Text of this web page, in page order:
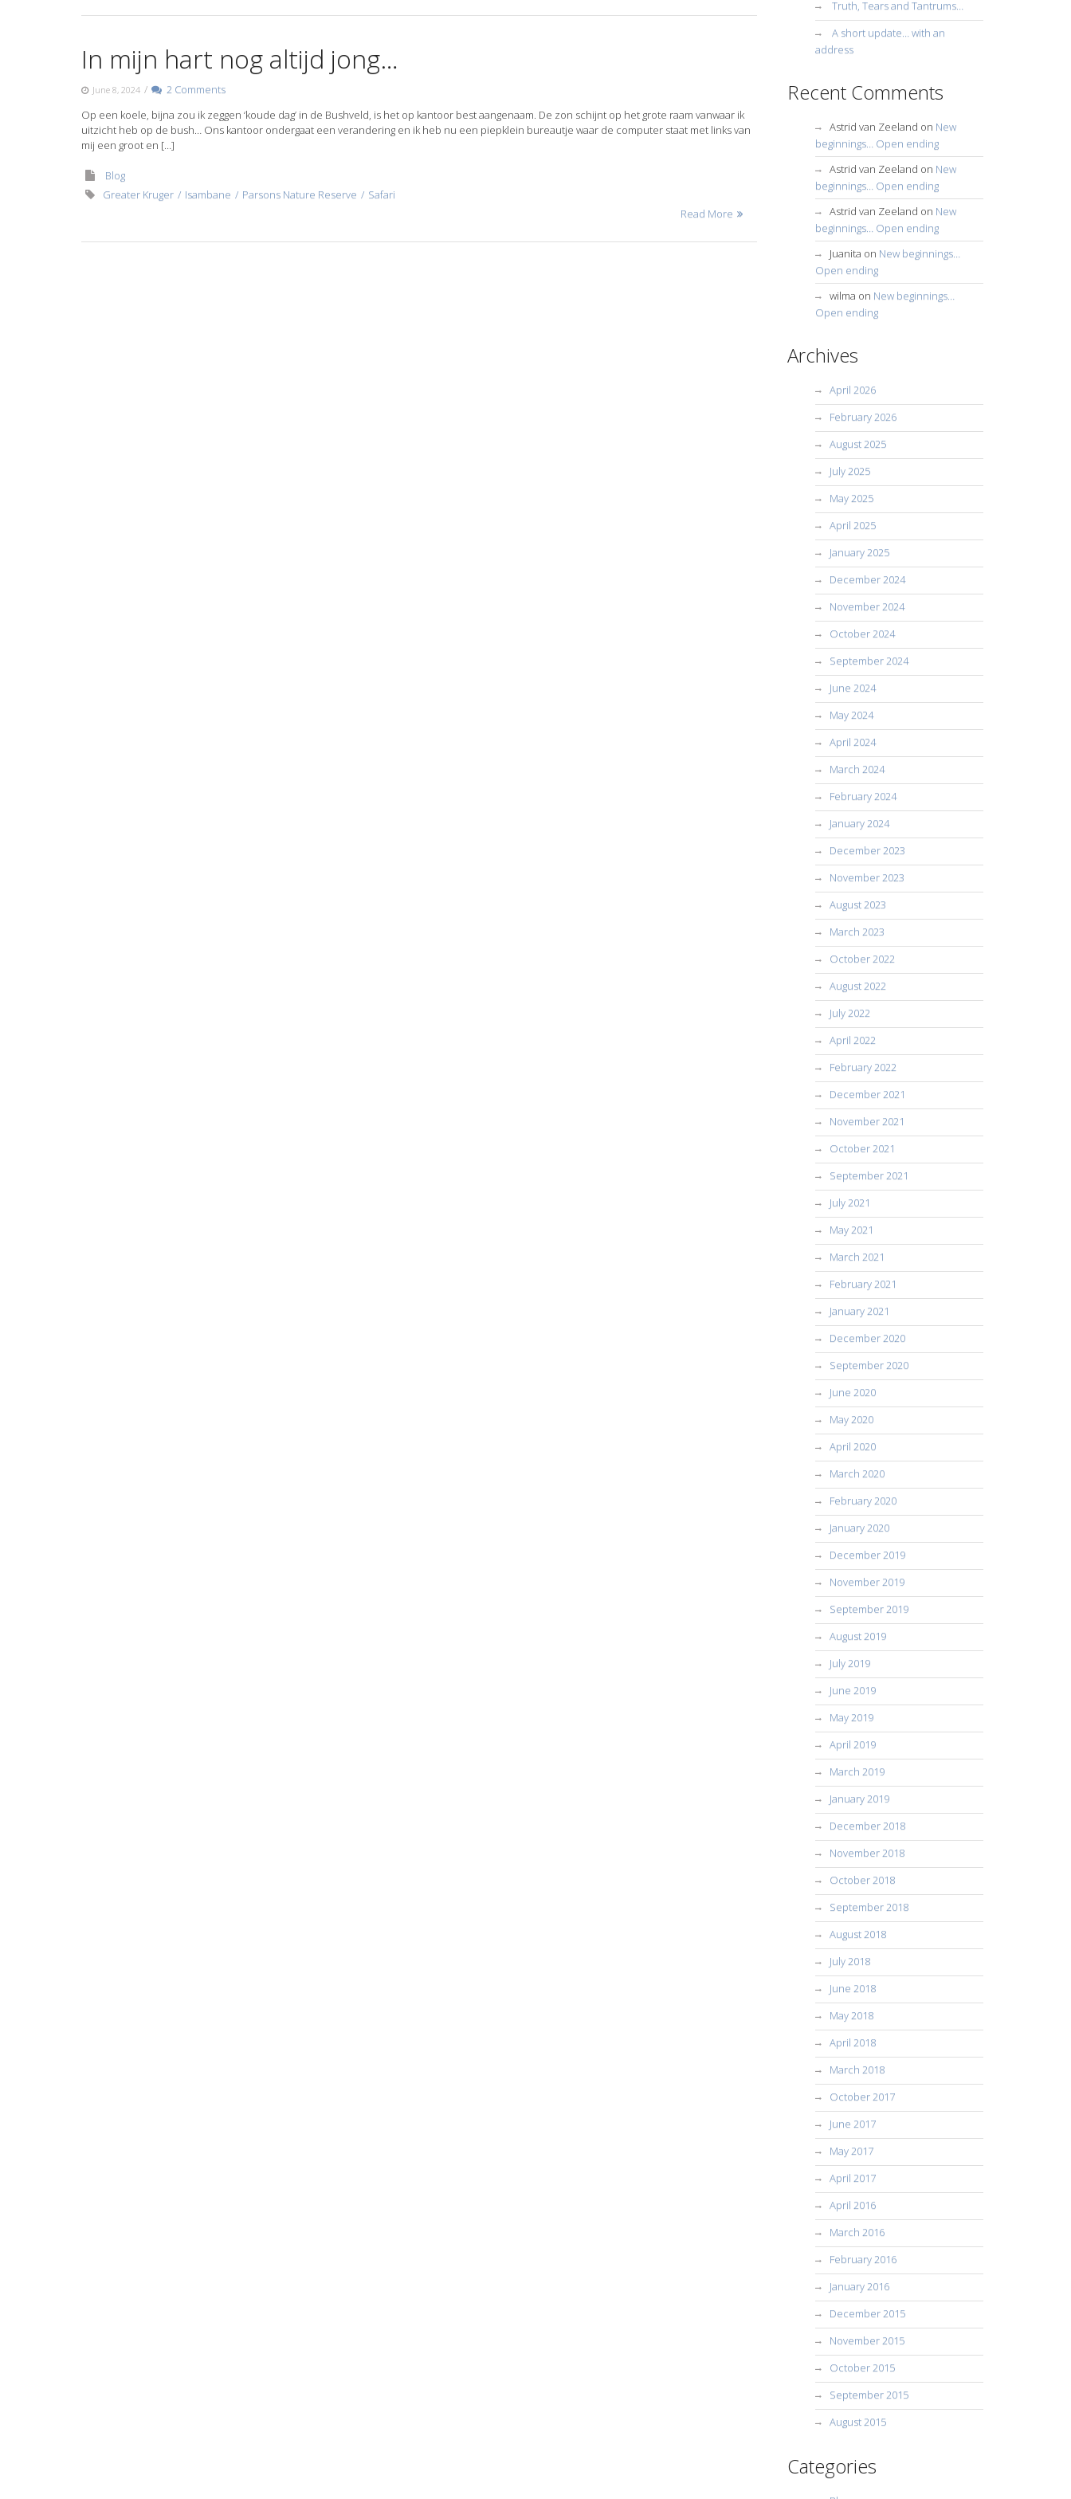
In mijn hart nog altijd jong…
June 8, 2024 /
2 Comments
Op een koele, bijna zou ik zeggen ‘koude dag’ in de Bushveld, is het op kantoor best aangenaam. De zon schijnt op het grote raam vanwaar ik
uitzicht heb op de bush… Ons kantoor ondergaat een verandering en ik heb nu een piepklein bureautje waar de computer staat met links van
mij een groot en […]
Blog
Greater Kruger
Isambane Parsons Nature Reserve
Safari
Read More
Truth, Tears and Tantrums…
A short update… with an
address
Recent Comments
Astrid van Zeeland on New
beginnings… Open ending
Astrid van Zeeland on New
beginnings… Open ending
Astrid van Zeeland on New
beginnings… Open ending
Juanita on New beginnings…
Open ending
wilma on New beginnings…
Open ending
Archives
April 2026
February 2026
August 2025
July 2025
May 2025
April 2025
January 2025
December 2024
November 2024
October 2024
September 2024
June 2024
May 2024
April 2024
March 2024
February 2024
January 2024
December 2023
November 2023
August 2023
March 2023
October 2022
August 2022
July 2022
April 2022
February 2022
December 2021
November 2021
October 2021
September 2021
July 2021
May 2021
March 2021
February 2021
January 2021
December 2020
September 2020
June 2020
May 2020
April 2020
March 2020
February 2020
January 2020
December 2019
November 2019
September 2019
August 2019
July 2019
June 2019
May 2019
April 2019
March 2019
January 2019
December 2018
November 2018
October 2018
September 2018
August 2018
July 2018
June 2018
May 2018
April 2018
March 2018
October 2017
June 2017
May 2017
April 2017
April 2016
March 2016
February 2016
January 2016
December 2015
November 2015
October 2015
September 2015
August 2015
Categories